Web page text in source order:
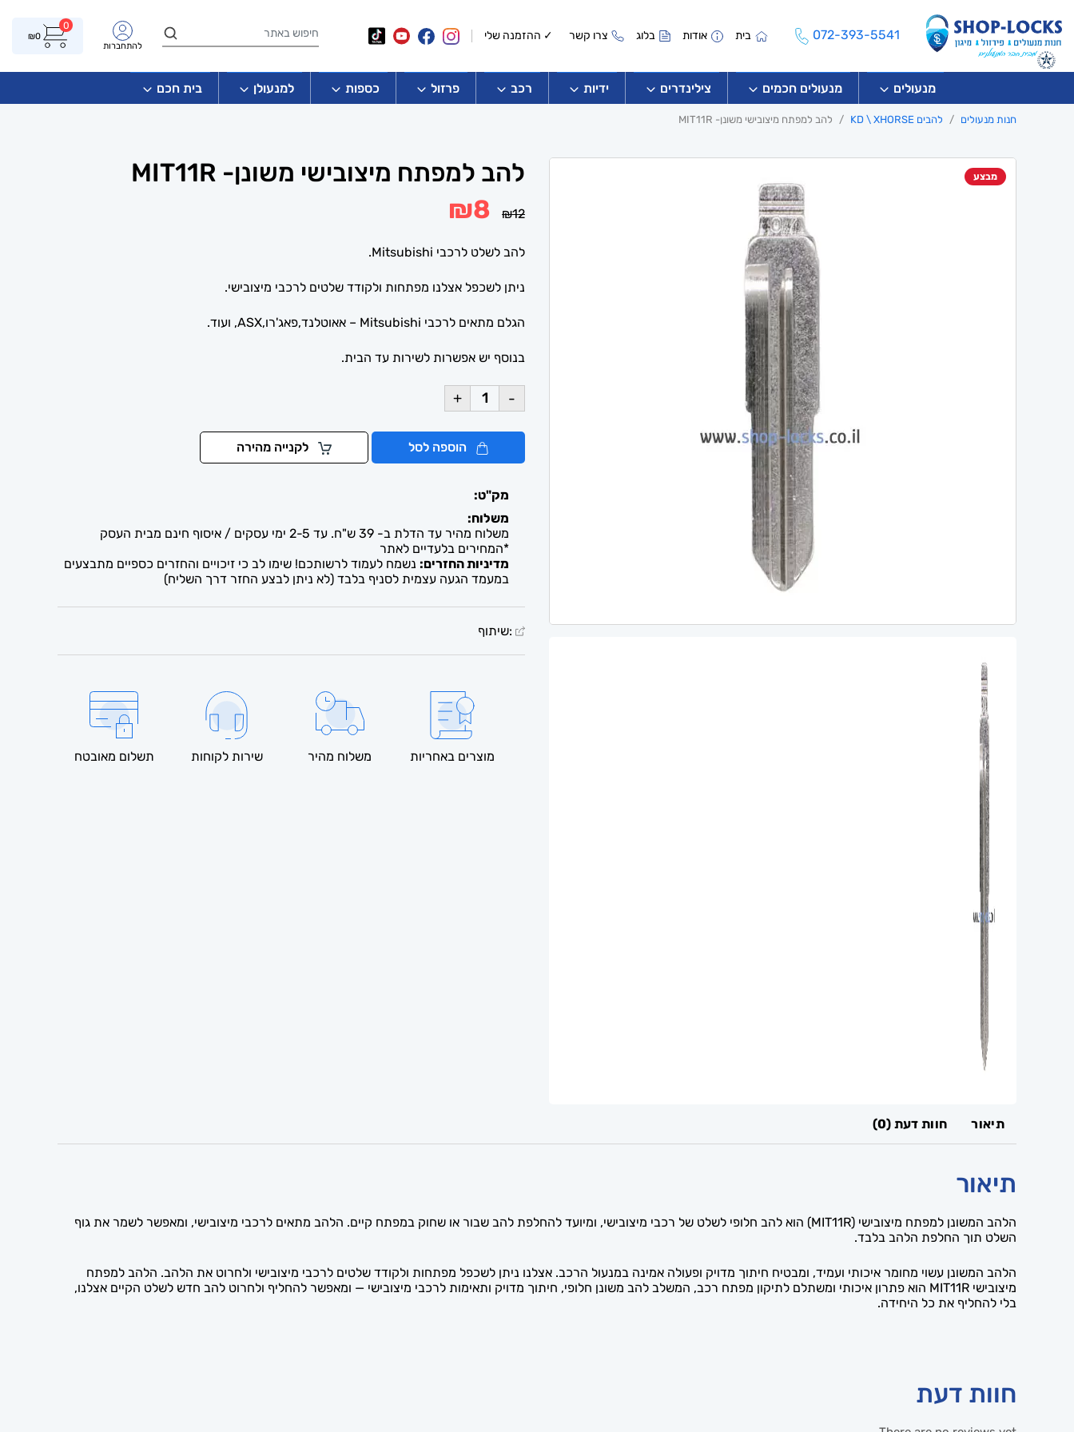
072-393-5541 בית אודות בלוג צרו קשר ✓ ההזמנה שלי
להתחברות
0
₪0
מנעולים מנעולים חכמים צילינדרים ידיות רכב פרזול כספות למנעולן בית חכם
חנות מנעולים להבים KD \ XHORSE להב למפתח מיצובישי משונן- MIT11R
מבצע להב למפתח מיצובישי משונן- MIT11R
₪12
המחיר
המקורי
₪12.
₪8
₪8.
להב לשלט לרכבי Mitsubishi.
ניתן לשכפל אצלנו מפתחות ולקודד שלטים לרכבי מיצובישי.
הגלם מתאים לרכבי Mitsubishi – אאוטלנד,פאג'רו,ASX, ועוד.
בנוסף יש אפשרות לשירות עד הבית.
-
+
הוספה לסל לקנייה מהירה
מק"ט:
משלוח:
משלוח מהיר עד הדלת ב- 39 ש"ח. עד 2-5 ימי עסקים / איסוף חינם מבית העסק
*המחירים בלעדיים לאתר
מדיניות החזרים: נשמח לעמוד לרשותכם! שימו לב כי זיכויים והחזרים כספיים מתבצעים
במעמד הגעה עצמית לסניף בלבד (לא ניתן לבצע החזר דרך השליח)
:שיתוף
מוצרים באחריות משלוח מהיר שירות לקוחות תשלום מאובטח
תיאור חוות דעת (0)
תיאור
הלהב המשונן למפתח מיצובישי (MIT11R) הוא להב חלופי לשלט של רכבי מיצובישי, ומיועד להחלפת להב שבור או שחוק במפתח קיים. הלהב מתאים לרכבי מיצובישי, ומאפשר לשמר את גוף
השלט תוך החלפת הלהב בלבד.
הלהב המשונן עשוי מחומר איכותי ועמיד, ומבטיח חיתוך מדויק ופעולה אמינה במנעול הרכב. אצלנו ניתן לשכפל מפתחות ולקודד שלטים לרכבי מיצובישי ולחרוט את הלהב. הלהב למפתח
מיצובישי MIT11R הוא פתרון איכותי ומשתלם לתיקון מפתח רכב, המשלב להב משונן חלופי, חיתוך מדויק ותאימות לרכבי מיצובישי — ומאפשר להחליף ולחרוט להב חדש לשלט הקיים אצלנו,
בלי להחליף את כל היחידה.
חוות דעת